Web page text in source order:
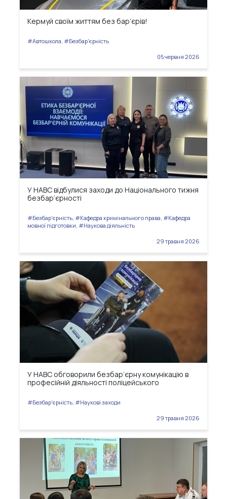
Кермуй своїм життям без бар’єрів!
#Автошкола, #Безбар'єрність
05 червня 2026
У НАВС відбулися заходи до Національного тижня
безбар’єрності
#Безбар'єрність, #Кафедра кримінального права, #Кафедра
мовної підготовки, #Наукова діяльність
29 травня 2026
У НАВС обговорили безбар’єрну комунікацію в
професійній діяльності поліцейського
#Безбар'єрність, #Наукові заходи
29 травня 2026